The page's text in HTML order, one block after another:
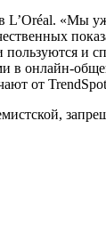
«Мы
и
в онлайн-
от